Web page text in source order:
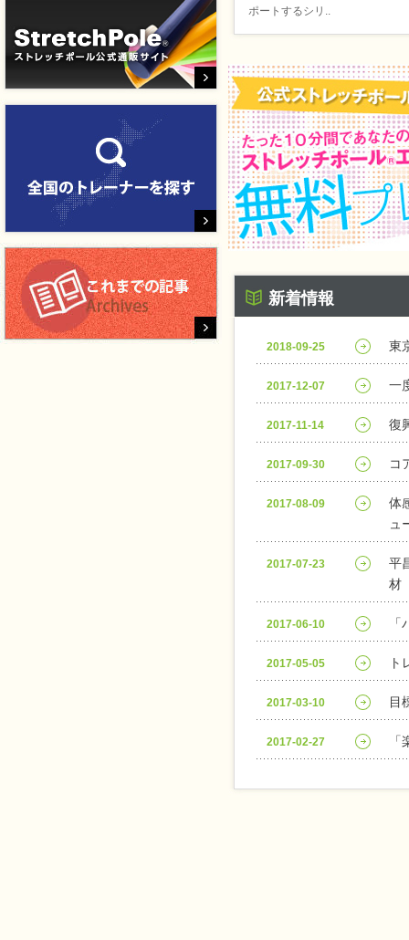
ポートするシリ..
新着情報
2018-09-25 東
2017-12-07 一
2017-11-14 復
2017-09-30 コ
2017-08-09
体
ュ
2017-07-23
平
材
2017-06-10
2017-05-05 ト
2017-03-10 目
2017-02-27